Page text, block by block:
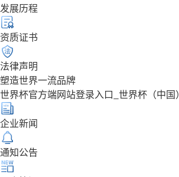
发展历程
资质证书
法律声明
塑造世界一流品牌
世界杯官方端网站登录入口_世界杯（中国）
企业新闻
通知公告